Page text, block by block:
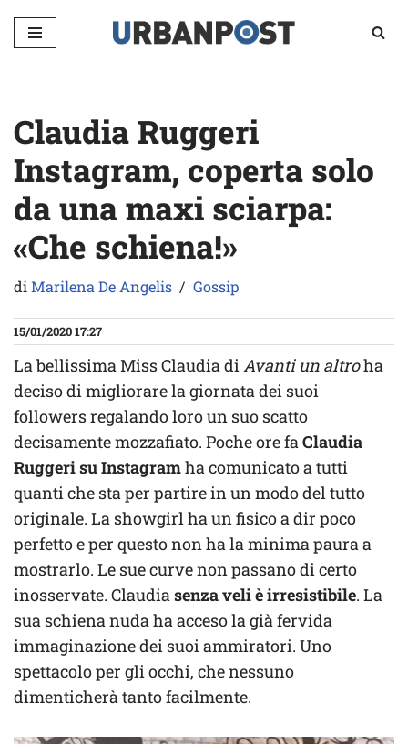
Vai
Claudia Ruggeri
Instagram, coperta solo
da una maxi sciarpa:
«Che schiena!»
diMarilena De Angelis Gossip
15/01/2020 17:27
La bellissima Miss Claudia diAvanti un altroha
deciso di migliorare la giornata dei suoi
followers regalando loro un suo scatto
decisamente mozzafiato. Poche ore faClaudia
Ruggeri su Instagramha comunicato a tutti
quanti che sta per partire in un modo del tutto
originale. La showgirl ha un fisico a dir poco
perfetto e per questo non ha la minima paura a
mostrarlo. Le sue curve non passano di certo
inosservate. Claudiasenza veli è irresistibile. La
sua schiena nuda ha acceso la già fervida
immaginazione dei suoi ammiratori. Uno
spettacolo per gli occhi, che nessuno
dimenticherà tanto facilmente.